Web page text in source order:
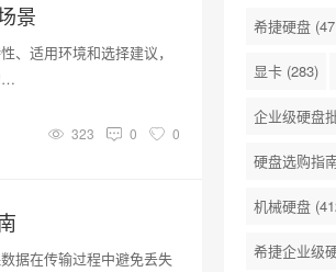
景
、适用环境和选择建议，
…
323 0 0
据在传输过程中避免丢失
希捷硬盘
显卡 (283)
企业级硬盘
硬盘选购指
机械硬盘
希捷企业级